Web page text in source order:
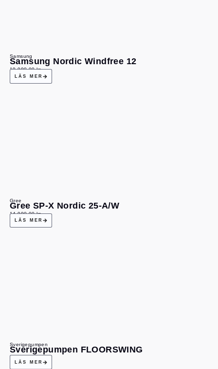
Samsung
Samsung Nordic Windfree 12
19 990,00kr
LÄS MER
Gree
Gree SP-X Nordic 25-A/W
14 990,00kr
LÄS MER
Sverigepumpen
Sverigepumpen FLOORSWING
LÄS MER